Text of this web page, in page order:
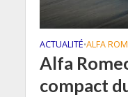
ACTUALITÉ•ALFA
Alfa
compact